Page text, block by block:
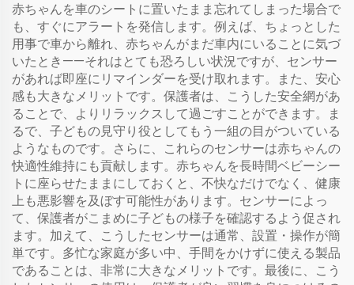
赤ちゃんを車のシートに置いたまま忘れてしまった場合で
も、すぐにアラートを発信します。例えば、ちょっとした
用事で車から離れ、赤ちゃんがまだ車内にいることに気づ
いたとき——それはとても恐ろしい状況ですが、センサー
があれば即座にリマインダーを受け取れます。また、安心
感も大きなメリットです。保護者は、こうした安全網があ
ることで、よりリラックスして過ごすことができます。ま
るで、子どもの見守り役としてもう一組の目がついている
ようなものです。さらに、これらのセンサーは赤ちゃんの
快適性維持にも貢献します。赤ちゃんを長時間ベビーシー
トに座らせたままにしておくと、不快なだけでなく、健康
上も悪影響を及ぼす可能性があります。センサーによっ
て、保護者がこまめに子どもの様子を確認するよう促され
ます。加えて、こうしたセンサーは通常、設置・操作が簡
単です。多忙な家庭が多い中、手間をかけずに使える製品
であることは、非常に大きなメリットです。最後に、こう